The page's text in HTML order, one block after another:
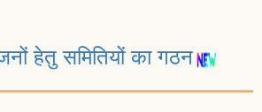
हेतु समितियों का गठन